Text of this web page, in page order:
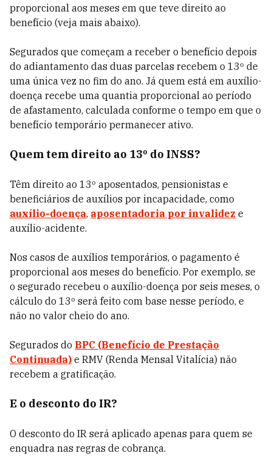
proporcional aos meses em que teve direito ao
benefício (veja mais abaixo).
Segurados que começam a receber o benefício depois
do adiantamento das duas parcelas recebem o 13º de
uma única vez no fim do ano. Já quem está em auxílio-
doença recebe uma quantia proporcional ao período
de afastamento, calculada conforme o tempo em que o
benefício temporário permanecer ativo.
Quem tem direito ao 13º do INSS?
Têm direito ao 13º aposentados, pensionistas e
beneficiários de auxílios por incapacidade, como
auxílio-doença, aposentadoria por invalidez e
auxílio-acidente.
Nos casos de auxílios temporários, o pagamento é
proporcional aos meses do benefício. Por exemplo, se
o segurado recebeu o auxílio-doença por seis meses, o
cálculo do 13º será feito com base nesse período, e
não no valor cheio do ano.
Segurados do BPC (Benefício de Prestação
Continuada) e RMV (Renda Mensal Vitalícia) não
recebem a gratificação.
E o desconto do IR?
O desconto do IR será aplicado apenas para quem se
enquadra nas regras de cobrança.